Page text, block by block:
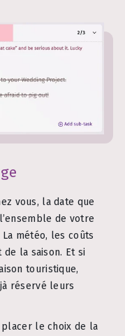
vous, la date que
de votre
météo, les coûts
la saison. Et si
touristique,
réservé leurs
placer le choix de la